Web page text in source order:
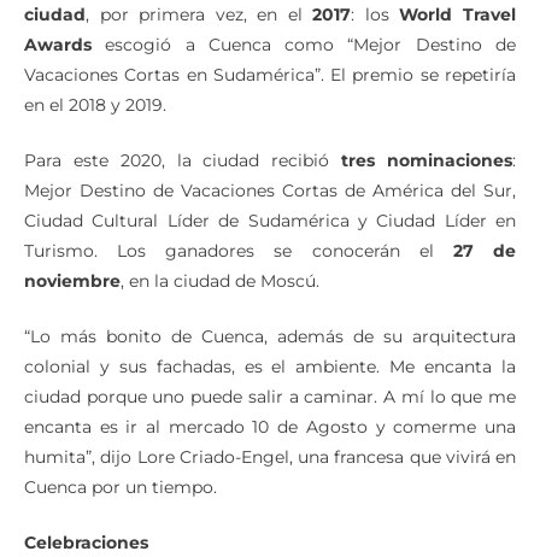
ciudad, por primera vez, en el2017: losWorld Travel
Awards escogió a Cuenca como “Mejor Destino de
Vacaciones Cortas en Sudamérica”. El premio se repetiría
en el 2018 y 2019.
Para este 2020, la ciudad recibió tres nominaciones:
Mejor Destino de Vacaciones Cortas de América del Sur,
Ciudad Cultural Líder de Sudamérica y Ciudad Líder en
Turismo. Los ganadores se conocerán el 27 de
noviembre, en la ciudad de Moscú.
“Lo más bonito de Cuenca, además de su arquitectura
colonial y sus fachadas, es el ambiente. Me encanta la
ciudad porque uno puede salir a caminar. A mí lo que me
encanta es ir al mercado 10 de Agosto y comerme una
humita”, dijo Lore Criado-Engel, una francesa que vivirá en
Cuenca por un tiempo.
Celebraciones